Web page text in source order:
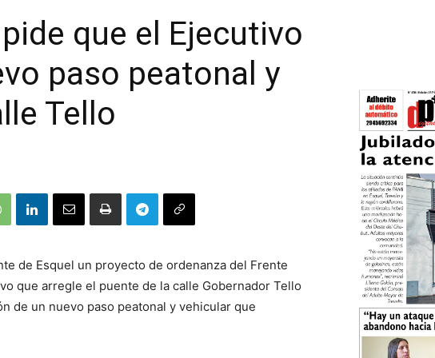
que el Ejecutivo
paso peatonal y
Tello
de Esquel un proyecto de ordenanza del Frente
que arregle el puente de la calle Gobernador Tello
de un nuevo paso peatonal y vehicular que